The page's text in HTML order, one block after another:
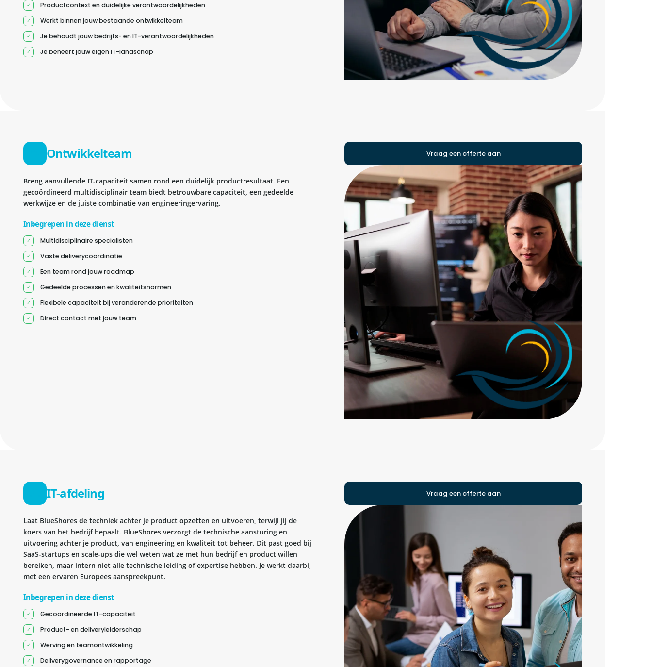
Productcontext en duidelijke verantwoordelijkheden
Werkt binnen jouw bestaande ontwikkelteam
Je behoudt jouw bedrijfs- en IT-verantwoordelijkheden
Je beheert jouw eigen IT-landschap
Ontwikkelteam
Breng aanvullende IT-capaciteit samen rond een duidelijk productresultaat. Een
gecoördineerd multidisciplinair team biedt betrouwbare capaciteit, een gedeelde
werkwijze en de juiste combinatie van engineeringervaring.
Inbegrepen in deze dienst
Multidisciplinaire specialisten
Vaste deliverycoördinatie
Een team rond jouw roadmap
Gedeelde processen en kwaliteitsnormen
Flexibele capaciteit bij veranderende prioriteiten
Direct contact met jouw team
Vraag een offerte aan
IT-afdeling
Laat BlueShores de techniek achter je product opzetten en uitvoeren, terwijl jij de
koers van het bedrijf bepaalt. BlueShores verzorgt de technische aansturing en
uitvoering achter je product, van engineering en kwaliteit tot beheer. Dit past goed bij
SaaS-startups en scale-ups die wel weten wat ze met hun bedrijf en product willen
bereiken, maar intern niet alle technische leiding of expertise hebben. Je werkt daarbij
met een ervaren Europees aanspreekpunt.
Inbegrepen in deze dienst
Gecoördineerde IT-capaciteit
Product- en deliveryleiderschap
Werving en teamontwikkeling
Deliverygovernance en rapportage
Vraag een offerte aan